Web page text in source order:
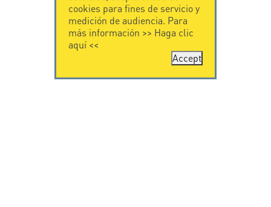
cookies para fines de servicio y
medición de audiencia. Para
más información >> Haga clic
aquí<<
Accept